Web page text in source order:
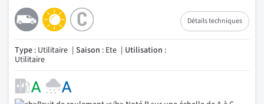
Détails techniques
Type : Utilitaire Saison : Ete Utilisation :
Utilitaire